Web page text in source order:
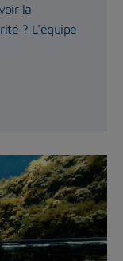
la
? L'équipe